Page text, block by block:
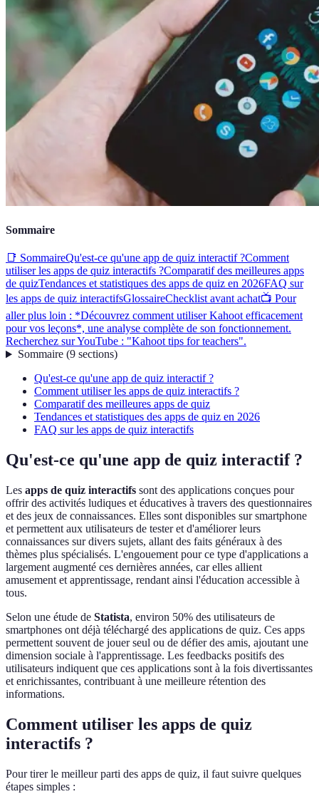
Sommaire
📑 SommaireQu'est-ce qu'une app de quiz interactif ?Comment
utiliser les apps de quiz interactifs ?Comparatif des meilleures apps
de quizTendances et statistiques des apps de quiz en 2026FAQ sur
les apps de quiz interactifsGlossaireChecklist avant achat📺 Pour
aller plus loin : *Découvrez comment utiliser Kahoot efficacement
pour vos leçons*, une analyse complète de son fonctionnement.
Recherchez sur YouTube : "Kahoot tips for teachers".
Sommaire(9 sections)
Qu'est-ce qu'une app de quiz interactif ?
Comment utiliser les apps de quiz interactifs ?
Comparatif des meilleures apps de quiz
Tendances et statistiques des apps de quiz en 2026
FAQ sur les apps de quiz interactifs
Qu'est-ce qu'une app de quiz interactif ?
Les apps de quiz interactifs sont des applications conçues pour
offrir des activités ludiques et éducatives à travers des questionnaires
et des jeux de connaissances. Elles sont disponibles sur smartphone
et permettent aux utilisateurs de tester et d'améliorer leurs
connaissances sur divers sujets, allant des faits généraux à des
thèmes plus spécialisés. L'engouement pour ce type d'applications a
largement augmenté ces dernières années, car elles allient
amusement et apprentissage, rendant ainsi l'éducation accessible à
tous.
Selon une étude de Statista, environ 50% des utilisateurs de
smartphones ont déjà téléchargé des applications de quiz. Ces apps
permettent souvent de jouer seul ou de défier des amis, ajoutant une
dimension sociale à l'apprentissage. Les feedbacks positifs des
utilisateurs indiquent que ces applications sont à la fois divertissantes
et enrichissantes, contribuant à une meilleure rétention des
informations.
Comment utiliser les apps de quiz
interactifs ?
Pour tirer le meilleur parti des apps de quiz, il faut suivre quelques
étapes simples :